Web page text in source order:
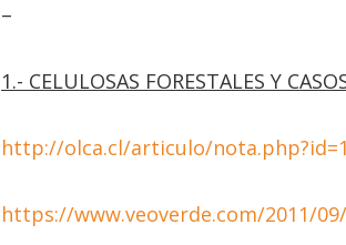
–
1.- CELULOSAS FORESTALES Y
http://olca.cl/articulo/
https://www.veoverde.com/2011/